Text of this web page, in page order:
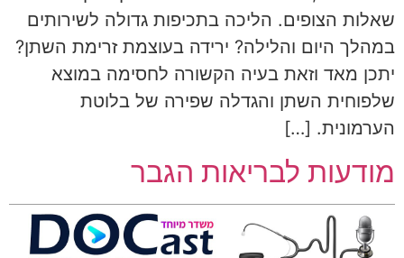
שאלות הצופים. הליכה בתכיפות גדולה לשירותים
במהלך היום והלילה? ירידה בעוצמת זרימת השתן?
יתכן מאד וזאת בעיה הקשורה לחסימה במוצא
שלפוחית השתן והגדלה שפירה של בלוטת
הערמונית. […]
מודעות לבריאות הגבר